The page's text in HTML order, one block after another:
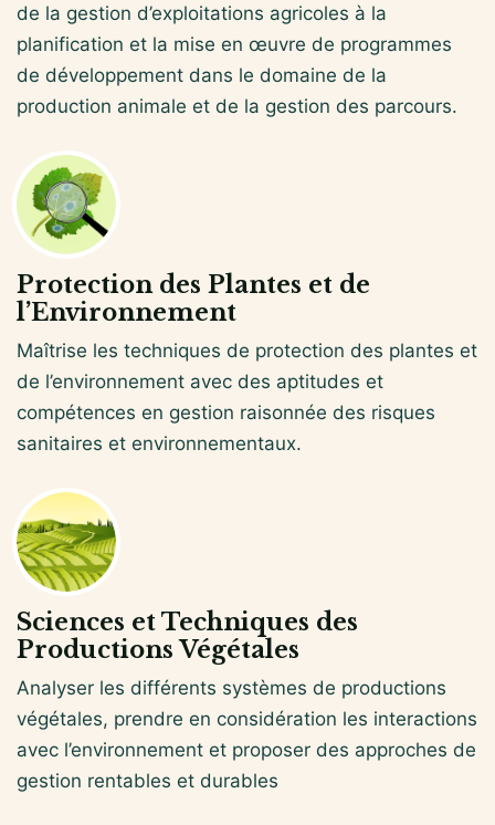
de la gestion d’exploitations agricoles à la
planification et la mise en œuvre de programmes
de développement dans le domaine de la
production animale et de la gestion des parcours.
Protection des Plantes et de
l’Environnement
Maîtrise les techniques de protection des plantes et
de l’environnement avec des aptitudes et
compétences en gestion raisonnée des risques
sanitaires et environnementaux.
Sciences et Techniques des
Productions Végétales
Analyser les différents systèmes de productions
végétales, prendre en considération les interactions
avec l’environnement et proposer des approches de
gestion rentables et durables